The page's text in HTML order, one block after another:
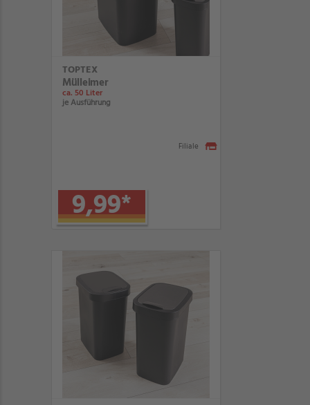
TOPTEX
Mülleimer
ca. 50 Liter
je Ausführung
9,99*
Filiale